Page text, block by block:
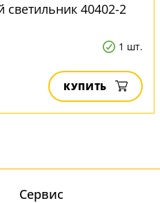
40402-2
1 шт.
КУПИТЬ
Cервис